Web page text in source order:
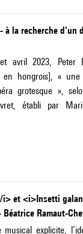
à la recherche d’un
avril 2023, Peter
en hongrois], « une
grotesque »,
établi par
et <i>Insetti
Ramaut-
musical explicite,